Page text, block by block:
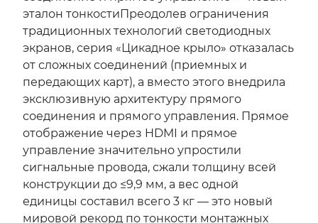
эталон тонкостиПреодолев ограничения
традиционных технологий светодиодных
экранов, серия «Цикадное крыло» отказалась
от сложных соединений (приемных и
передающих карт), а вместо этого внедрила
эксклюзивную архитектуру прямого
соединения и прямого управления. Прямое
отображение через HDMI и прямое
управление значительно упростили
сигнальные провода, сжали толщину всей
конструкции до ≤9,9 мм, а вес одной
единицы составил всего 3 кг — это новый
мировой рекорд по тонкости монтажных